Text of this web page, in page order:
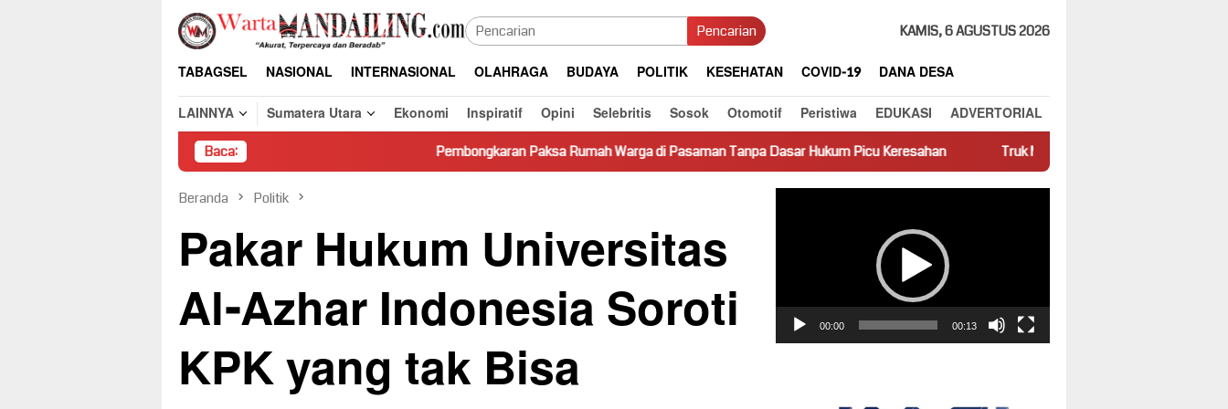
Loncat
konten
Pencarian KAMIS, 6 AGUSTUS 2026
TABAGSEL NASIONAL INTERNASIONAL OLAHRAGA BUDAYA POLITIK KESEHATAN COVID-19
DANA DESA
LAINNYA
Sumatera Utara Ekonomi Inspiratif Opini Selebritis Sosok Otomotif Peristiwa EDUKASI ADVERTORIAL
Baca: Pembongkaran Paksa Rumah Warga di Pasaman Tanpa Dasar Hukum Picu Keresahan Truk Miring Hambat Arus Lalu Lintas di Jalan
Beranda Politik
Pakar Hukum Universitas
Al-Azhar Indonesia Soroti
KPK yang tak Bisa
00:00 00:13